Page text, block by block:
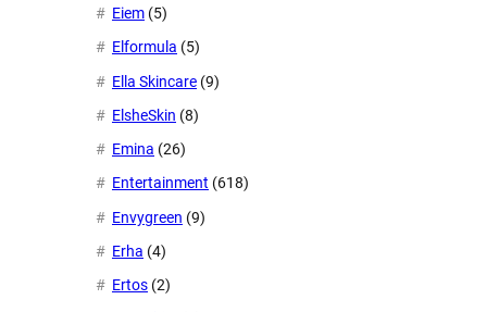
Eiem (5)
Elformula (5)
Ella Skincare (9)
ElsheSkin (8)
Emina (26)
Entertainment (618)
Envygreen (9)
Erha (4)
Ertos (2)